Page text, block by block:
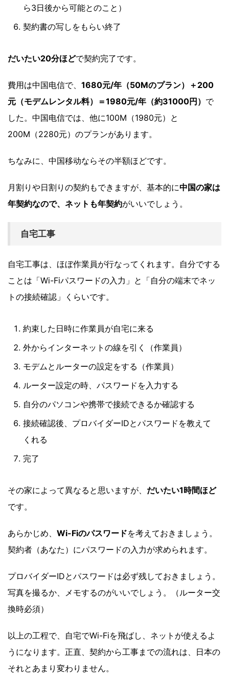
ら3日後から可能とのこと）
契約書の写しをもらい終了
だいたい20分ほどで契約完了です。
費用は中国电信で、 1680元/年（50Mのプラン）＋200
元（モデムレンタル料）＝1980元/年（約31000円） で
した。中国电信では、他に100M（1980元）と
200M（2280元）のプランがあります。
ちなみに、中国移动ならその半額ほどです。
月割りや日割りの契約もできますが、基本的に中国の家は
年契約なので、ネットも年契約がいいでしょう。
自宅工事
自宅工事は、ほぼ作業員が行なってくれます。自分でする
ことは「Wi-Fiパスワードの入力」と「自分の端末でネッ
トの接続確認」くらいです。
約束した日時に作業員が自宅に来る
外からインターネットの線を引く（作業員）
モデムとルーターの設定をする（作業員）
ルーター設定の時、パスワードを入力する
自分のパソコンや携帯で接続できるか確認する
接続確認後、プロバイダーIDとパスワードを教えて
くれる
完了
その家によって異なると思いますが、 だいたい1時間ほど
です。
あらかじめ、 Wi-Fiのパスワードを考えておきましょう。
契約者（あなた）にパスワードの入力が求められます。
プロバイダーIDとパスワードは必ず残しておきましょう。
写真を撮るか、メモするのがいいでしょう。（ルーター交
換時必須）
以上の工程で、自宅でWi-Fiを飛ばし、ネットが使えるよ
うになります。正直、契約から工事までの流れは、日本の
それとあまり変わりません。